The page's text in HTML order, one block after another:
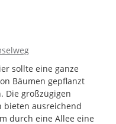
sollte eine ganze
Bäumen gepflanzt
Die großzügigen
bieten ausreichend
durch eine Allee eine